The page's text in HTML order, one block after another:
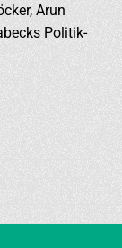
Arun
Politik-